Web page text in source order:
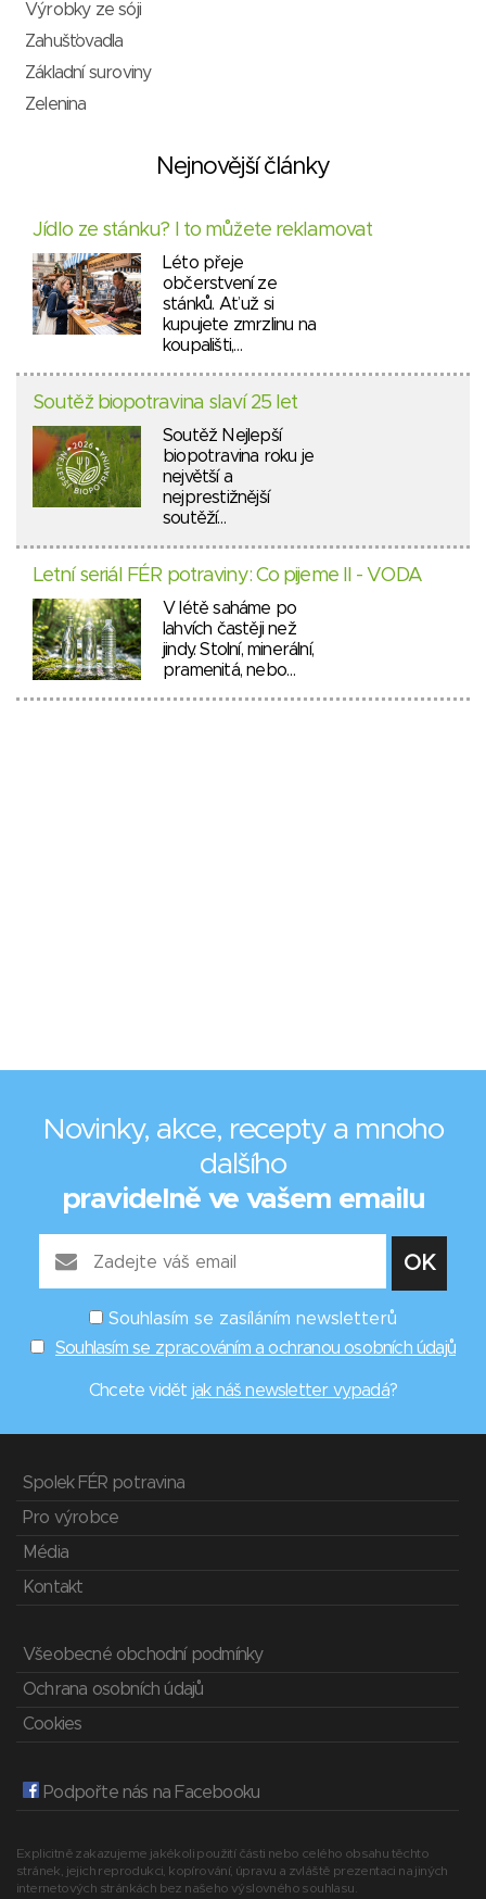
Výrobky ze sóji
Zahušťovadla
Základní suroviny
Zelenina
Nejnovější články
Jídlo ze stánku? I to můžete reklamovat
Léto přeje
občerstvení ze
stánků. Ať už si
kupujete zmrzlinu na
koupališti,…
Soutěž biopotravina slaví 25 let
Soutěž Nejlepší
biopotravina roku je
největší a
nejprestižnější
soutěží…
Letní seriál FÉR potraviny: Co pijeme II - VODA
V létě saháme po
lahvích častěji než
jindy. Stolní, minerální,
pramenitá, nebo…
Novinky, akce, recepty a mnoho
dalšího
pravidelně ve vašem emailu
Souhlasím se zasíláním newsletterů
Souhlasím se zpracováním a ochranou osobních údajů
Chcete vidět jak náš newsletter vypadá?
Spolek FÉR potravina
Pro výrobce
Média
Kontakt
Všeobecné obchodní podmínky
Ochrana osobních údajů
Cookies
Podpořte nás na Facebooku
Explicitně zakazujeme jakékoli použití části nebo celého obsahu těchto
stránek, jejich reprodukci, kopírování, úpravu a zvláště prezentaci na jiných
internetových stránkách bez našeho výslovného souhlasu.